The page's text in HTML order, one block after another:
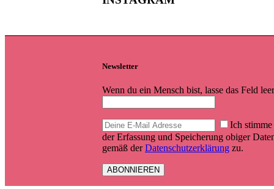
Newsletter
Wenn du ein Mensch bist, lasse das Feld
Ich stimme
der Erfassung und Speicherung obiger
gemäß derDatenschutzerklärung zu.